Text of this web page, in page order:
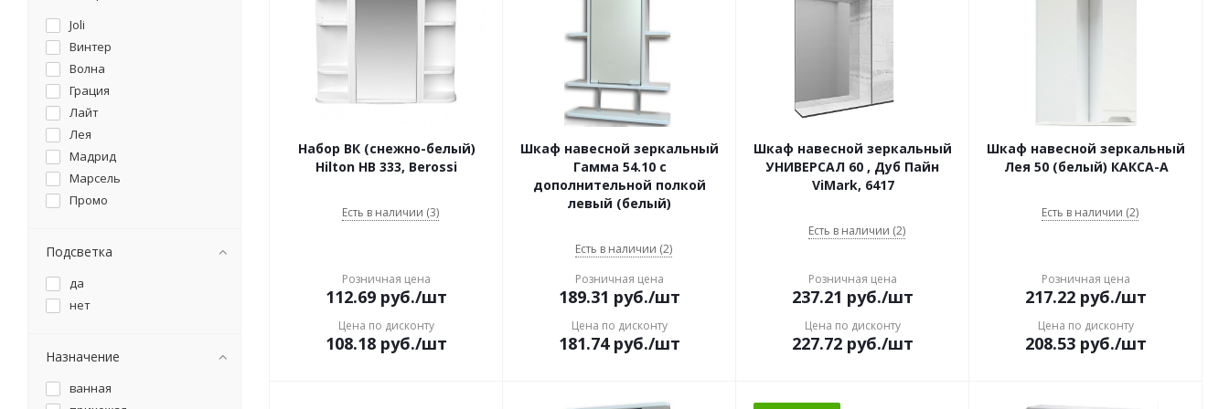
Набор ВК (снежно-белый)
Hilton НВ 333, Berossi
Есть в наличии (3)
Розничная цена
112.69 руб./шт
Цена по дисконту
108.18 руб./шт
Шкаф навесной зеркальный
Гамма 54.10 с
дополнительной полкой
левый (белый)
Есть в наличии (2)
Розничная цена
189.31 руб./шт
Цена по дисконту
181.74руб./шт
Шкаф навесной зеркальный
УНИВЕРСАЛ 60 , Дуб Пайн
ViMark, 6417
Есть в наличии (2)
Розничная цена
237.21 руб./шт
Цена по дисконту
227.72 руб./шт
Шкаф навесной зеркальный
Лея 50 (белый) КАКСА-А
Есть в наличии (2)
Розничная цена
217.22 руб./шт
Цена по дисконту
208.53 руб./шт
Joli
Винтер
Волна
Грация
Лайт
Лея
Мадрид
Марсель
Промо
Подсветка
да
нет
Назначение
ванная